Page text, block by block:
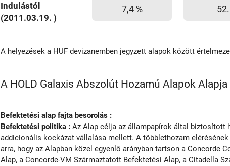
Indulástól
(2011.03.19. )
7,4 % 52.
A helyezések a HUF devizanemben jegyzett alapok között
A HOLD Galaxis Abszolút Hozamú Alapok
Befektetési alap fajta besorolás :
Befektetési politika :Az Alap célja az állampapírok által biztosított
addicionális kockázat vállalása mellett. A többlethozam
arra, hogy az Alapban közel egyenlő arányban tartson a Concorde
Alap, a Concorde-VM Származtatott Befektetési Alap, a Citadella